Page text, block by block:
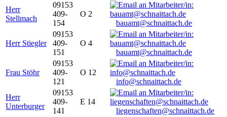
Herr
Stellmach
09153
409-
154
O 2
bauamt@schnaittach.de
Herr Stiegler
09153
409-
151
O 4
bauamt@schnaittach.de
Frau Stöhr
09153
409-
121
O 12
info@schnaittach.de
Herr
Unterburger
09153
409-
141
E 14
liegenschaften@schnaittach.de